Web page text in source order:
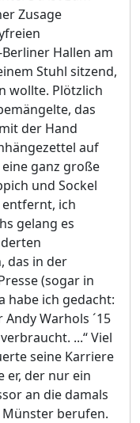
Zusage
Hallen am
Stuhl sitzend,
wollte. Plötzlich
das
der Hand
auf
ganz große
und Sockel
entfernt, ich
gelang es
das in der
(sogar in
habe ich gedacht:
Warhols ´15
...“ Viel
seine Karriere
er, der nur ein
an die damals
berufen.